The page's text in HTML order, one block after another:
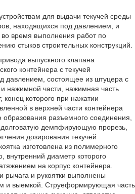
для выдачи текучей среды
находящихся под давлением, и
время выполнения работ по
стыков строительных конструкций.
выпускного клапана
контейнера с текучей
давлением, состоящее из штуцера с
нажимной части, нажимная часть
конец которого при нажатии
в верхней части контейнера
образования разъемного соединения,
демпфирующую прорезь,
дозирования текучей
изготовлена из полимерного
внутренний диаметр которого
на корпус контейнера.
рычага и рукоятки выполнены
и выемкой. Струеформирующая часть